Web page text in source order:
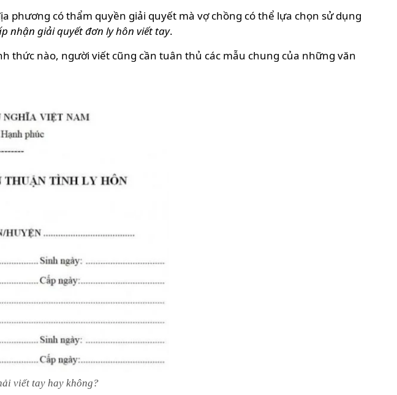
phương có thẩm quyền giải quyết mà vợ chồng có thể lựa chọn sử dụng
nhận giải quyết đơn ly hôn viết tay.
thức nào, người viết cũng cần tuân thủ các mẫu chung của những văn
viết tay hay không?